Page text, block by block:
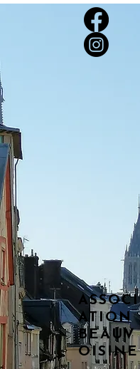
ASSOCI
ATION
BEAUV
OISINE